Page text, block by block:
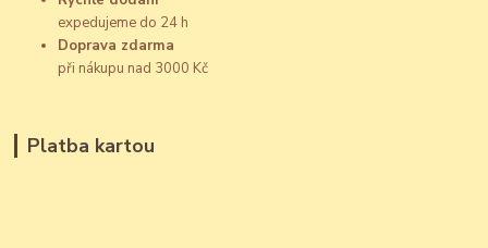
expedujeme do 24 h
Doprava zdarma
při nákupu nad 3000 Kč
Platba kartou